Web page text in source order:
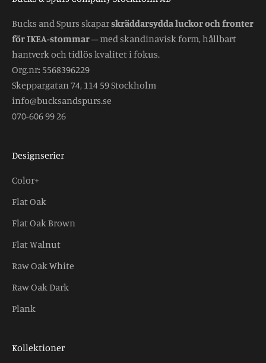
Bucks and Spurs skaparskräddarsydda luckor och fronter
för IKEA-stommar– med skandinavisk form, hållbart
hantverk och tidlös kvalitet i fokus.
Org.nr: 5568396229
Skeppargatan 74, 114 59 Stockholm
info@bucksandspurs.se
070-606 99 26
Designserier
Color+
Flat Oak
Flat Oak Brown
Flat Walnut
Raw Oak White
Raw Oak Dark
Plank
Kollektioner